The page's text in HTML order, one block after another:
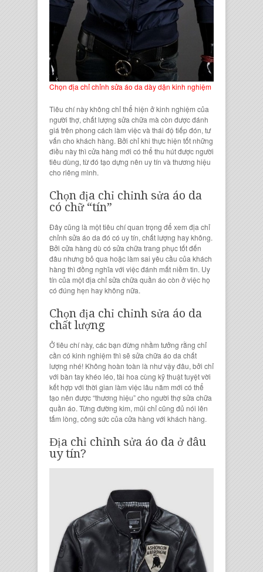
Chọn địa chỉ chỉnh sửa áo da dày dặn kinh nghiệm
Tiêu chí này không chỉ thể hiện ở kinh nghiệm của
người thợ, chất lượng sửa chữa mà còn được đánh
giá trên phong cách làm việc và thái độ tiếp đón, tư
vấn cho khách hàng. Bởi chỉ khi thực hiện tốt những
điều này thì cửa hàng mới có thể thu hút được người
tiêu dùng, từ đó tạo dựng nên uy tín và thương hiệu
cho riêng mình.
Chọn địa chỉ chỉnh sửa áo da
có chữ “tín”
Đây cũng là một tiêu chí quan trọng để xem địa chỉ
chỉnh sửa áo da đó có uy tín, chất lượng hay không.
Bởi cửa hàng dù có sửa chữa trang phụctốt đến
đâu nhưng bỏ qua hoặc làm sai yêu cầu của khách
hàng thì đồng nghĩa với việc đánh mất niềm tin. Uy
tín của một địa chỉsửa chữa quần áo còn ở việc họ
có đúng hẹn hay không nữa.
Chọn địa chỉ chỉnh sửa áo da
chất lượng
Ở tiêu chí này, các bạn đừng nhầm tưởng rằng chỉ
cần có kinh nghiệm thì sẽ sửa chữa áo da chất
lượng nhé! Không hoàn toàn là như vậy đâu, bởi chỉ
với bàn tay khéo léo, tài hoa cùng kỹ thuật tuyệt vời
kết hợp với thời gian làm việc lâu năm mới có thể
tạo nên được “thương hiệu” cho người thợ sửa chữa
quần áo. Từng đường kim, mũi chỉ cũng đủ nói lên
tấm lòng, công sức của cửa hàng với khách hàng.
Địa chỉ chỉnh sửa áo da ở đâu
uy tín?